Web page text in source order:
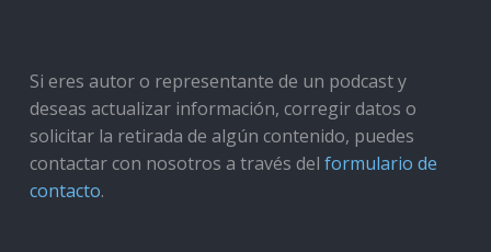
Si eres autor o representante de un podcast y
deseas actualizar información, corregir datos o
solicitar la retirada de algún contenido, puedes
contactar con nosotros a través del formulario de
contacto.